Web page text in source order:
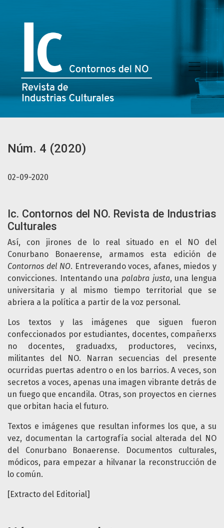
Núm. 4 (2020): Ic. Contornos del NO. Revista de Industrias
Núm. 4 (2020)
02-09-2020
Ic. Contornos del NO. Revista de Industrias
Culturales
Así, con jirones de lo real situado en el NO del
Conurbano Bonaerense, armamos esta edición de
Contornos del NO. Entreverando voces, afanes, miedos y
convicciones. Intentando una palabra justa, una lengua
universitaria y al mismo tiempo territorial que se
abriera a la política a partir de la voz personal.
Los textos y las imágenes que siguen fueron
confeccionados por estudiantes, docentes, compañerxs
no docentes, graduadxs, productores, vecinxs,
militantes del NO. Narran secuencias del presente
ocurridas puertas adentro o en los barrios. A veces, son
secretos a voces, apenas una imagen vibrante detrás de
un fuego que encandila. Otras, son proyectos en ciernes
que orbitan hacia el futuro.
Textos e imágenes que resultan informes los que, a su
vez, documentan la cartografía social alterada del NO
del Conurbano Bonaerense. Documentos culturales,
módicos, para empezar a hilvanar la reconstrucción de
lo común.
[Extracto del Editorial]